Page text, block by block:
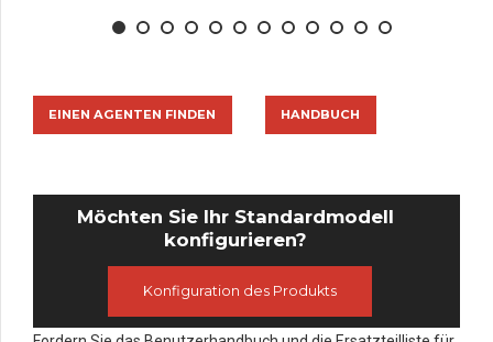
EINEN AGENTEN FINDEN HANDBUCH
Möchten Sie Ihr Standardmodell
konfigurieren?
Konfiguration des Produkts